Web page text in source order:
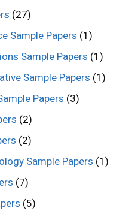
(27)
Sample Papers (1)
Sample Papers (1)
Sample Papers (1)
Papers (3)
(2)
(2)
Sample Papers (1)
(7)
(5)